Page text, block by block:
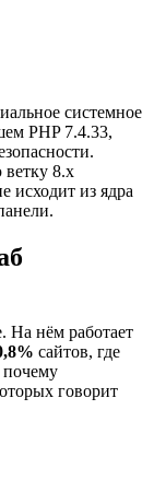
системное
PHP 7.4.33,
ветку 8.x
из ядра
На нём работает
сайтов, где
почему
говорит